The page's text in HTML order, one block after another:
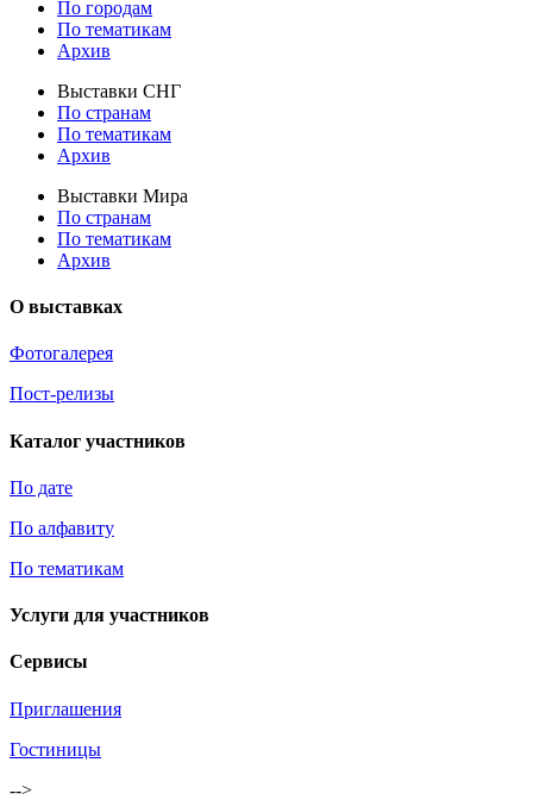
По городам
По тематикам
Архив
Выставки СНГ
По странам
По тематикам
Архив
Выставки Мира
По странам
По тематикам
Архив
О выставках
Фотогалерея
Пост-релизы
Каталог участников
По дате
По алфавиту
По тематикам
Услуги для участников
Сервисы
Приглашения
Гостиницы
-->